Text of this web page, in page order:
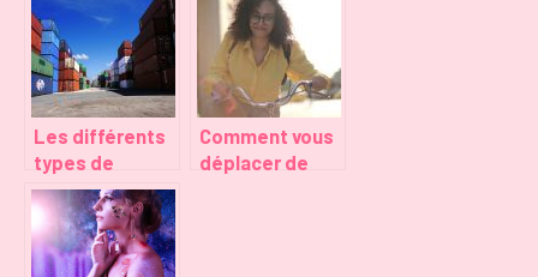
Les différents
types de
conteneurs de
stockage
Comment vous
déplacer de